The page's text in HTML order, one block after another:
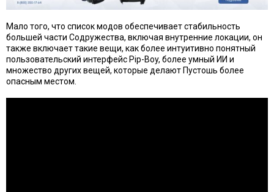
Мало того, что список модов обеспечивает стабильность
большей части Содружества, включая внутренние локации, он
также включает такие вещи, как более интуитивно понятный
пользовательский интерфейс Pip-Boy, более умный ИИ и
множество других вещей, которые делают Пустошь более
опасным местом.